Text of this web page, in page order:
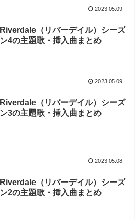
2023.05.09
Riverdale（リバーデイル）シーズ
ン4の主題歌・挿入曲まとめ
2023.05.09
Riverdale（リバーデイル）シーズ
ン3の主題歌・挿入曲まとめ
2023.05.08
Riverdale（リバーデイル）シーズ
ン2の主題歌・挿入曲まとめ